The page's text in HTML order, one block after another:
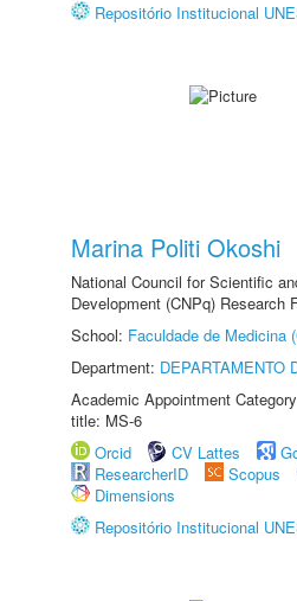
Repositório Institucional
Marina Politi Okoshi
National Council for Scientific
Development (CNPq) Research
School: Faculdade de Medicina
Department: DEPARTAMENTO
Academic Appointment
title: MS-6
Orcid
CV Lattes
ResearcherID
Scopus
Dimensions
Repositório Institucional